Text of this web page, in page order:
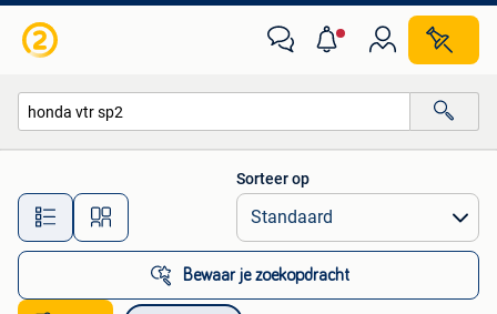
Alle afstanden…
Sorteer op
Bewaar je zoekopdracht